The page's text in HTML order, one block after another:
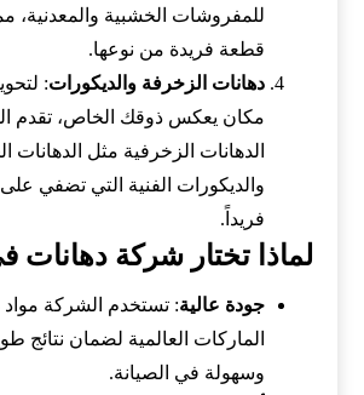
للمفروشات الخشبية والمعدنية،
قطعة فريدة من نوعها.
دهانات الزخرفة والديكورات:
مكان يعكس ذوقك الخاص، تقدم
الدهانات الزخرفية مثل الدهانات
والديكورات الفنية التي تضفي
فريداً.
لماذا تختار شركة
جودة عالية: تستخدم الشركة
الماركات العالمية لضمان نتائج
وسهولة في الصيانة.